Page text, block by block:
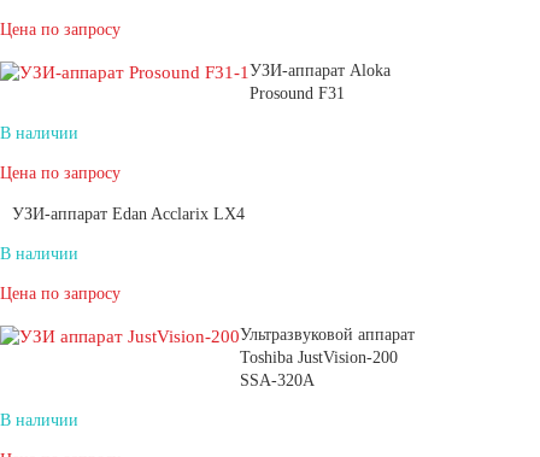
Цена по запросу
УЗИ-аппарат Aloka
Prosound F31
В наличии
Цена по запросу
УЗИ-аппарат Edan Acclarix LX4
В наличии
Цена по запросу
Ультразвуковой аппарат
Toshiba JustVision-200
SSA-320A
В наличии